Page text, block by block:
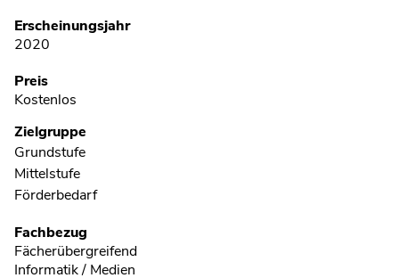
Erscheinungsjahr
2020
Preis
Kostenlos
Zielgruppe
Grundstufe
Mittelstufe
Förderbedarf
Fachbezug
Fächerübergreifend
Informatik / Medien